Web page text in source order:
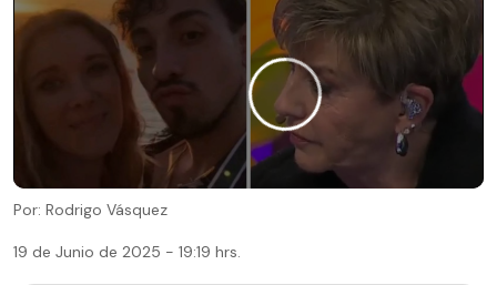
Por: Rodrigo Vásquez
19 de Junio de 2025 - 19:19 hrs.